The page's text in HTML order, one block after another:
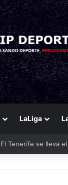
LaLiga
El Tenerife se lleva